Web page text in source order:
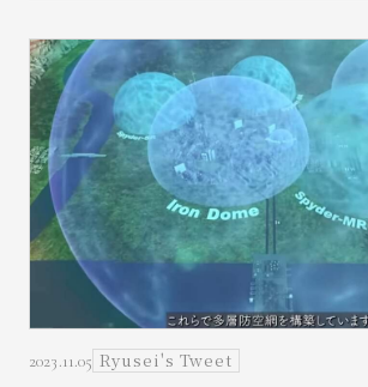
2023.11.05 Ryusei's Tweet